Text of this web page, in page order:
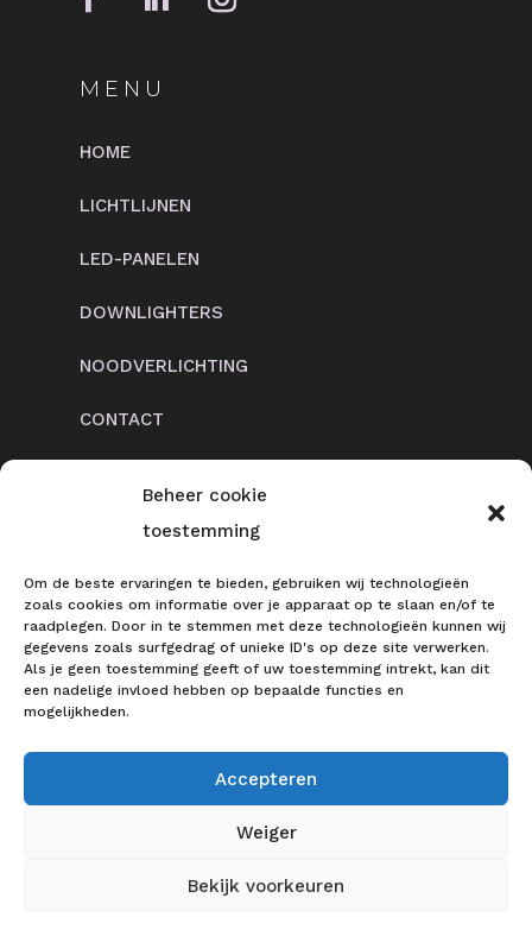
Beheer cookie
toestemming
Om de beste ervaringen te bieden, gebruiken wij technologieën
zoals cookies om informatie over je apparaat op te slaan en/of te
raadplegen. Door in te stemmen met deze technologieën kunnen wij
gegevens zoals surfgedrag of unieke ID's op deze site verwerken.
Als je geen toestemming geeft of uw toestemming intrekt, kan dit
een nadelige invloed hebben op bepaalde functies en
mogelijkheden.
Accepteren
Weiger
Bekijk voorkeuren
MENU
HOME
LICHTLIJNEN
LED-PANELEN
DOWNLIGHTERS
NOODVERLICHTING
CONTACT
CONTACT
Ringlaan 5
6961 KJ Eerbeek
0313 74 57 65
info@veluwslicht.nl
© 2023 Veluws Licht | Webdesign &
2BHIP&JTNI